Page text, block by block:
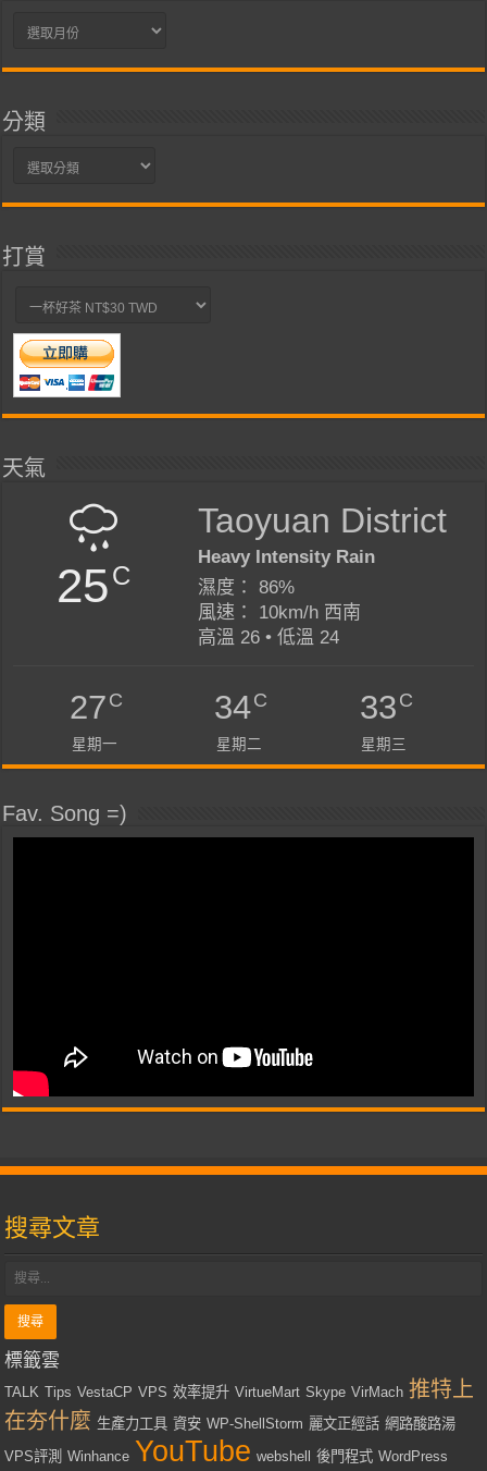
彙
分類
分
打賞
天氣
25C
Taoyuan District
Heavy Intensity Rain
濕度： 86%
風速： 10km/h 西南
高溫 26 • 低溫 24
27C
星期一
34C
星期二
33C
星期三
Fav. Song =)
搜尋文章
標籤雲
TALK Tips VestaCP VPS 效率提升 VirtueMart Skype VirMach 推特上
在夯什麼 生產力工具 資安 WP-ShellStorm 麗文正經話 網路酸路湯
VPS評測 Winhance YouTube webshell 後門程式 WordPress